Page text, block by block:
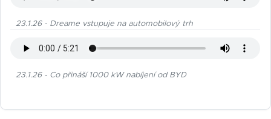
23.1.26 - Dreame vstupuje na automobilový trh
23.1.26 - Co přináší 1000 kW nabíjení od BYD